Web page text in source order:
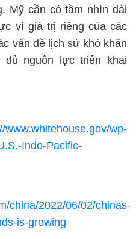
Mỹ cần có tầm nhìn dài
vì giá trị riêng của các
vấn đề lịch sử khó khăn
nguồn lực triển khai
www.whitehouse.gov/wp-
Indo-Pacific-
china/2022/06/02/chinas-
is-growing